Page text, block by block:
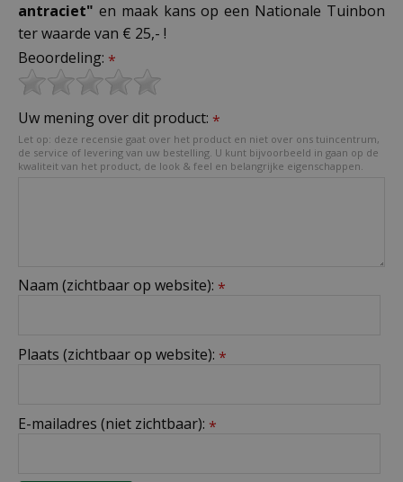
antraciet" en maak kans op een Nationale Tuinbon
ter waarde van € 25,- !
Beoordeling: *
Uw mening over dit product: *
Let op: deze recensie gaat over het product en niet over ons tuincentrum,
de service of levering van uw bestelling. U kunt bijvoorbeeld in gaan op de
kwaliteit van het product, de look & feel en belangrijke eigenschappen.
Naam (zichtbaar op website): *
Plaats (zichtbaar op website): *
E-mailadres (niet zichtbaar): *